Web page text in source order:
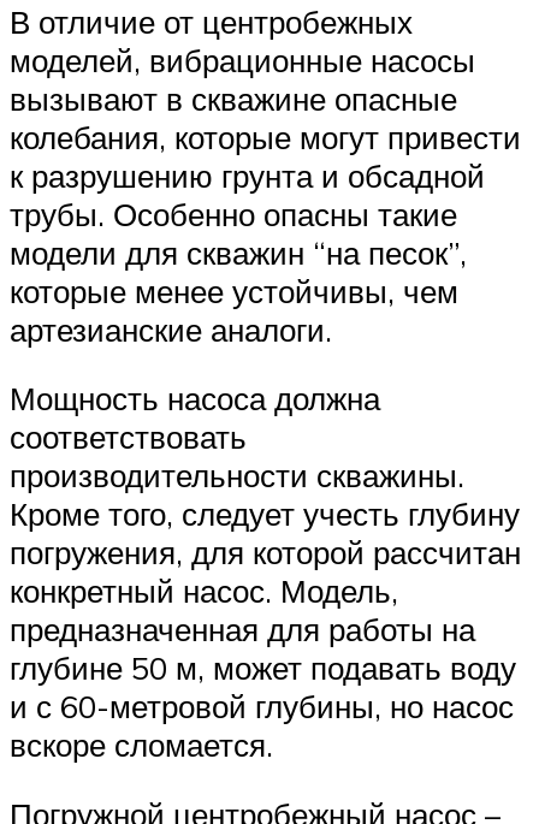
В отличие от центробежных
моделей, вибрационные насосы
вызывают в скважине опасные
колебания, которые могут привести
к разрушению грунта и обсадной
трубы. Особенно опасны такие
модели для скважин “на песок”,
которые менее устойчивы, чем
артезианские аналоги.
Мощность насоса должна
соответствовать
производительности скважины.
Кроме того, следует учесть глубину
погружения, для которой рассчитан
конкретный насос. Модель,
предназначенная для работы на
глубине 50 м, может подавать воду
и с 60-метровой глубины, но насос
вскоре сломается.
Погружной центробежный насос –